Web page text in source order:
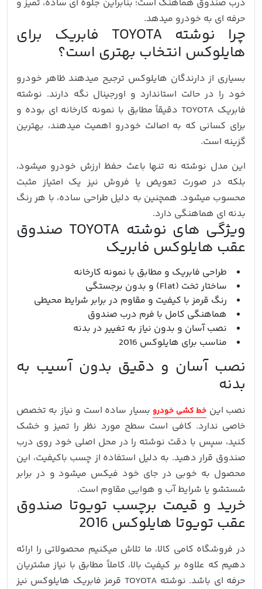
درب صندوق هماهنگ است؛ بنابراین جلوه‌ ای ساده، تمیز و
حرفه‌ ای به خودرو میدهد.
چرا نوشته TOYOTA فابریک برای
هایلوکس انتخاب بهتری است؟
بسیاری از دارندگان هایلوکس ترجیح میدهند ظاهر خودرو
خود را در حالت استاندارد و اورجینال نگه دارند. نوشته
فابریک TOYOTA دقیقاً مطابق با نمونه کارخانه‌ ای بوده و
برای کسانی که به اصالت خودرو اهمیت میدهند، بهترین
گزینه است.
این مدل نوشته نه تنها باعث حفظ ارزش خودرو میشود،
بلکه در صورت تعویض یا فروش نیز یک امتیاز مثبت
محسوب میشود. همچنین به دلیل طراحی ساده، با هر رنگ
بدنه‌ ای هماهنگی دارد.
ویژگی‌ های نوشته TOYOTA صندوق
عقب هایلوکس فابریک
طراحی فابریک و مطابق با نمونه کارخانه
ساختار تخت (Flat) و بدون برجستگی
رنگ قرمز با کیفیت و مقاوم در برابر شرایط محیطی
هماهنگی کامل با فرم درب صندوق
نصب آسان و بدون نیاز به تغییر در بدنه
مناسب برای هایلوکس 2016
نصب آسان و دقیق بدون آسیب به
بدنه
نصب این خط کشی خودروبسیار ساده است و نیاز به تخصص
خاصی ندارد. کافی است سطح مورد نظر را تمیز و خشک
کنید، سپس با دقت نوشته را در محل اصلی خود روی درب
صندوق قرار دهید. به دلیل استفاده از چسب باکیفیت، این
محصول به‌ خوبی در جای خود فیکس میشود و در برابر
شستشو یا شرایط آب‌ و هوایی مقاوم است.
خرید و قیمت برچسب تویوتا صندوق
عقب تویوتا هایلوکس 2016
در فروشگاه کامی کالا، ما تلاش میکنیم محصولاتی را ارائه
دهیم که علاوه بر کیفیت بالا، کاملاً مطابق با نیاز مشتریان
حرفه‌ ای باشد. نوشته TOYOTA قرمز فابریک هایلوکس نیز